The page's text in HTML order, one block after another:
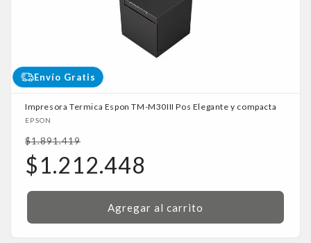
Envío Gratis
Impresora Termica Espon TM-M30III Pos Elegante y compacta
Proveedor:
EPSON
Precio
habitual
$1.891.419
Precio
de
oferta
$1.212.448
Agregar al carrito